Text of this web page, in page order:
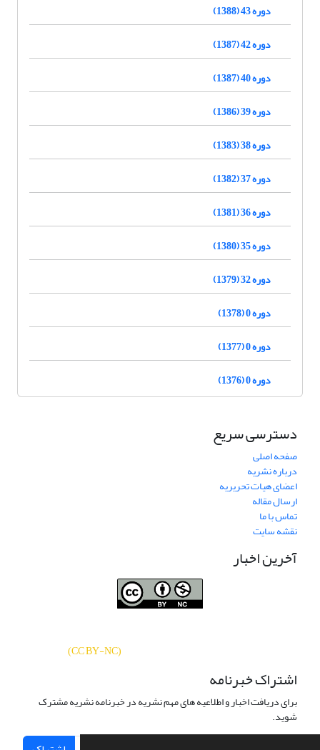
دوره 43 (1388)
دوره 42 (1387)
دوره 40 (1387)
دوره 39 (1386)
دوره 38 (1383)
دوره 37 (1382)
دوره 36 (1381)
دوره 35 (1380)
دوره 32 (1379)
دوره 0 (1378)
دوره 0 (1377)
دوره 0 (1376)
دسترسی سریع
صفحه اصلی
درباره نشریه
اعضای هیات تحریریه
ارسال مقاله
تماس با ما
نقشه سایت
آخرین اخبار
(
CC BY-NC
)
اشتراک خبرنامه
برای دریافت اخبار و اطلاعیه های مهم نشریه در خبرنامه نشریه مشترک
شوید.